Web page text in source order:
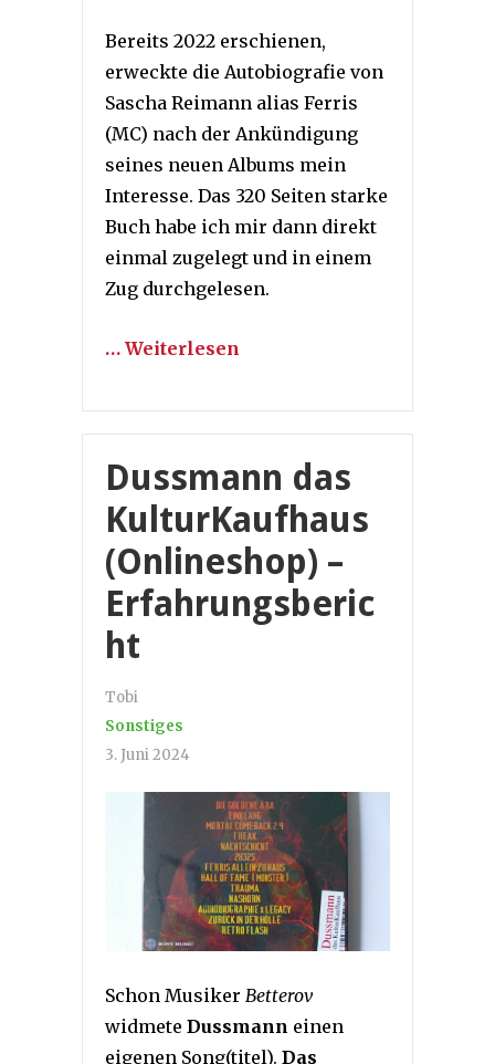
Bereits 2022 erschienen,
erweckte die Autobiografie von
Sascha Reimann alias Ferris
(MC) nach der Ankündigung
seines neuen Albums mein
Interesse. Das 320 Seiten starke
Buch habe ich mir dann direkt
einmal zugelegt und in einem
Zug durchgelesen.
… Weiterlesen
Dussmann das
KulturKaufhaus
(Onlineshop) –
Erfahrungsberic
ht
Tobi
Sonstiges
3. Juni 2024
Schon Musiker Betterov
widmete Dussmann einen
eigenen Song(titel). Das